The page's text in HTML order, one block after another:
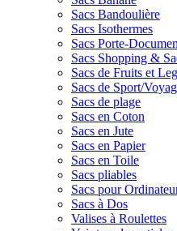
Sacs Bandoulière
Sacs Isothermes
Sacs Porte-
Sacs Shopping &
Sacs de Fruits et
Sacs de Sport/
Sacs de plage
Sacs en Coton
Sacs en Jute
Sacs en Papier
Sacs en Toile
Sacs pliables
Sacs pour
Sacs à Dos
Valises à Roulettes